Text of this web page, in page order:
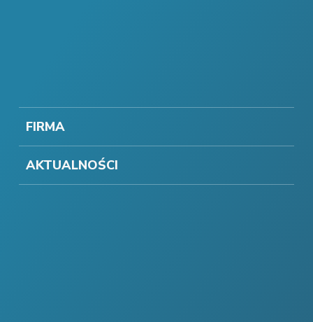
FIRMA
AKTUALNOŚCI